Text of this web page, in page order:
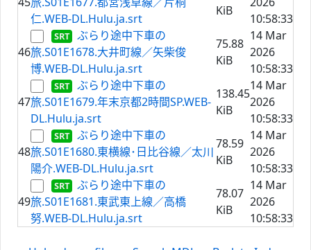
仁.WEB-DL.Hulu.ja.srt
KiB
10:58:33
46
ぶらり途中下車の
旅.S01E1678.大井町線／矢柴俊
博.WEB-DL.Hulu.ja.srt
75.88
KiB
14 Mar
2026
10:58:33
47
ぶらり途中下車の
旅.S01E1679.年末京都2時間SP.WEB-
DL.Hulu.ja.srt
138.45
KiB
14 Mar
2026
10:58:33
48
ぶらり途中下車の
旅.S01E1680.東横線･日比谷線／太川
陽介.WEB-DL.Hulu.ja.srt
78.59
KiB
14 Mar
2026
10:58:33
49
ぶらり途中下車の
旅.S01E1681.東武東上線／高橋
努.WEB-DL.Hulu.ja.srt
78.07
KiB
14 Mar
2026
10:58:33